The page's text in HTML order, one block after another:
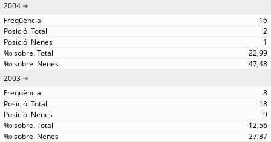
2004
16
2
1
22,99
47,48
2003
8
18
9
12,56
27,87